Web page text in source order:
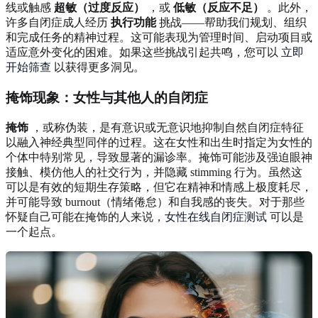
线或触感 超敏（过度反应） ，或 低敏（反应不足）
。此外，
许多自闭症成人经历 执行功能挑战——帮助我们规划、组织
和完成任务的精神过程。这可能表现为管理时间、启动项目或
适应意外变化的困难。如果这些挑战引起共鸣，您可以 立即
开始筛查 以获得更多洞见。
掩饰现象：女性与其他人的自闭症
掩饰 ，或称伪装，是有意识或无意识地抑制自然自闭症特征
以融入神经典型同伴的过程。这在女性和出生时指定为女性的
个体中特别常见，导致显著的漏诊率。掩饰可能涉及强迫眼神
接触、模仿他人的社交行为，并隐藏 stimming 行为。虽然这
可以是有效的短期生存策略，但它在精神和情感上极度耗尽，
并可能导致 burnout（情绪倦怠）和自我感的丧失。对于那些
怀疑自己可能在掩饰的人来说， 女性在线自闭症测试 可以是
一个起点。